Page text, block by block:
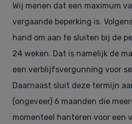
Wij menen dat een maximum
vergaande beperking is.
hand om aan te sluiten bij de
24 weken. Dat is namelijk de
een verblijfsvergunning voor
Daarnaast sluit deze termijn
(ongeveer) 6 maanden die
momenteel hanteren voor een